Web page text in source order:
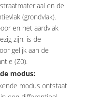
en de
(grondvlak).
en het aardvlak
zijn, is de
gelijk aan de
(Z0).
modus:
modus ontstaat